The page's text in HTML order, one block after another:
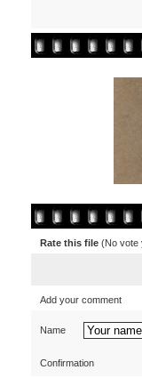
Rate this file (No vote
Add your comment
Name
Confirmation